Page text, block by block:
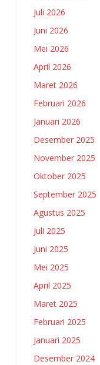
Juli 2026
Juni 2026
Mei 2026
April 2026
Maret 2026
Februari 2026
Januari 2026
Desember 2025
November 2025
Oktober 2025
September 2025
Agustus 2025
Juli 2025
Juni 2025
Mei 2025
April 2025
Maret 2025
Februari 2025
Januari 2025
Desember 2024